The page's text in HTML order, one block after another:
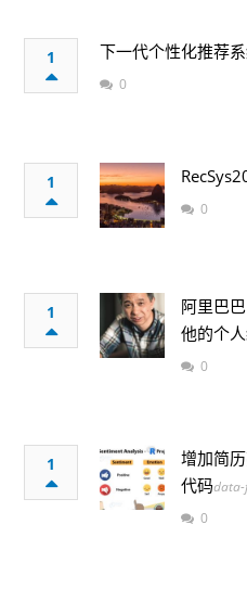
1 下一代个性化推荐
0
1
0
1
阿里巴
他的个
0
1
增加简
代码​​​​
0